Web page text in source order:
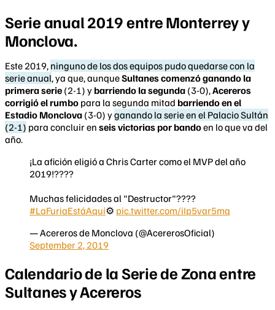
Serie anual 2019 entre Monterrey y
Monclova.
Este 2019, ninguno de los dos equipos pudo quedarse con la
serie anual, ya que, aunqueSultanes comenzó ganando la
primera serie (2-1) y barriendo la segunda (3-0),Acereros
corrigió el rumbo para la segunda mitad barriendo en el
Estadio Monclova (3-0) yganando la serie en el Palacio Sultán
(2-1) para concluir en seis victorias por bandoen lo que va del
año.
¡La afición eligió a Chris Carter como el MVP del año
2019!????
Muchas felicidades al "Destructor"????
#LaFuriaEstáAquí⚙ pic.twitter.com/iIp5var5mq
— Acereros de Monclova (@AcererosOficial)
September 2, 2019
Calendario de la Serie de Zona entre
Sultanes y Acereros